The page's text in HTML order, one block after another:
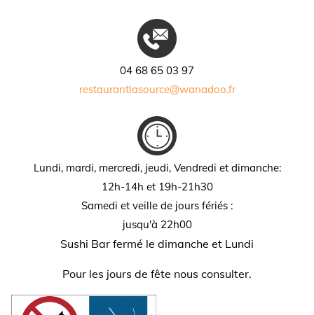
04 68 65 03 97
restaurantlasource@wanadoo.fr
Lundi, mardi, mercredi, jeudi, Vendredi et dimanche:
12h-14h et 19h-21h30
Samedi et veille de jours fériés :
jusqu'à 22h00
Sushi Bar fermé le dimanche et Lundi
Pour les jours de fête nous consulter.